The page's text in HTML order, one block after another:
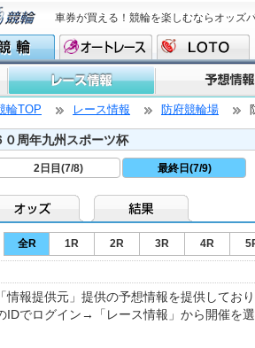
車券が買える！競輪を楽しむならオッズ
輪TOP レース情報 防府競輪場
０周年九州スポーツ杯
2日目(7/8) 最終日(7/9)
全R 1R 2R 3R 4R
情報提供元」提供の予想情報を提供してお
IDでログイン→「レース情報」から開催を